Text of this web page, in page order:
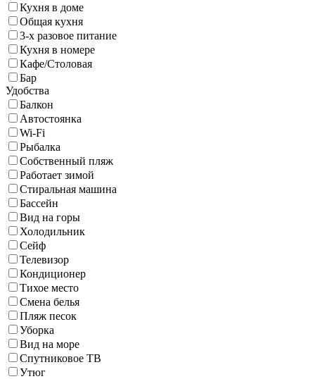
Кухня в доме
Общая кухня
3-х разовое питание
Кухня в номере
Кафе/Столовая
Бар
Удобства
Балкон
Автостоянка
Wi-Fi
Рыбалка
Собственный пляж
Работает зимой
Стиральная машина
Бассейн
Вид на горы
Холодильник
Сейф
Телевизор
Кондиционер
Тихое место
Смена белья
Пляж песок
Уборка
Вид на море
Спутниковое ТВ
Утюг